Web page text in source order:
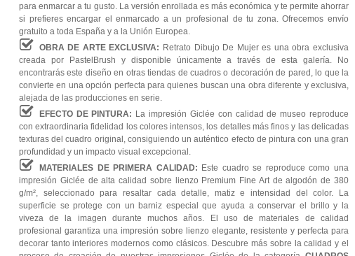
para enmarcar a tu gusto. La versión enrollada es más económica y te permite ahorrar
si prefieres encargar el enmarcado a un profesional de tu zona. Ofrecemos envío
gratuito a toda España y a la Unión Europea.
OBRA DE ARTE EXCLUSIVA: Retrato Dibujo De Mujer es una obra exclusiva
creada por PastelBrush y disponible únicamente a través de esta galería. No
encontrarás este diseño en otras tiendas de cuadros o decoración de pared, lo que la
convierte en una opción perfecta para quienes buscan una obra diferente y exclusiva,
alejada de las producciones en serie.
EFECTO DE PINTURA: La impresión Giclée con calidad de museo reproduce
con extraordinaria fidelidad los colores intensos, los detalles más finos y las delicadas
texturas del cuadro original, consiguiendo un auténtico efecto de pintura con una gran
profundidad y un impacto visual excepcional.
MATERIALES DE PRIMERA CALIDAD: Este cuadro se reproduce como una
impresión Giclée de alta calidad sobre lienzo Premium Fine Art de algodón de 380
g/m², seleccionado para resaltar cada detalle, matiz e intensidad del color. La
superficie se protege con un barniz especial que ayuda a conservar el brillo y la
viveza de la imagen durante muchos años. El uso de materiales de calidad
profesional garantiza una impresión sobre lienzo elegante, resistente y perfecta para
decorar tanto interiores modernos como clásicos. Descubre más sobre la calidad y el